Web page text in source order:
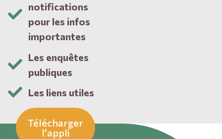
notifications
pour les infos
importantes
Les enquêtes
publiques
Les liens utiles
Télécharger
l'appli